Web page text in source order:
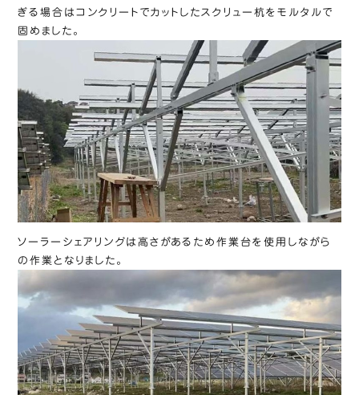
ぎる場合はコンクリートでカットしたスクリュー杭をモルタルで
固めました。
ソーラーシェアリングは高さがあるため作業台を使用しながら
の作業となりました。